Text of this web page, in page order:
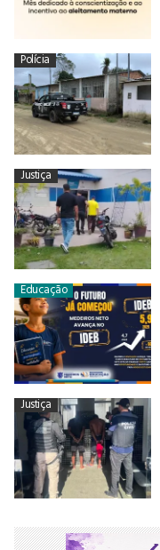
Polícia
Justiça
Educação
Justiça